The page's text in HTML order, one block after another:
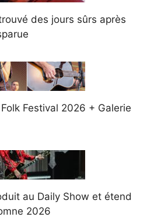
des jours sûrs après
Festival 2026 + Galerie
au Daily Show et étend
2026